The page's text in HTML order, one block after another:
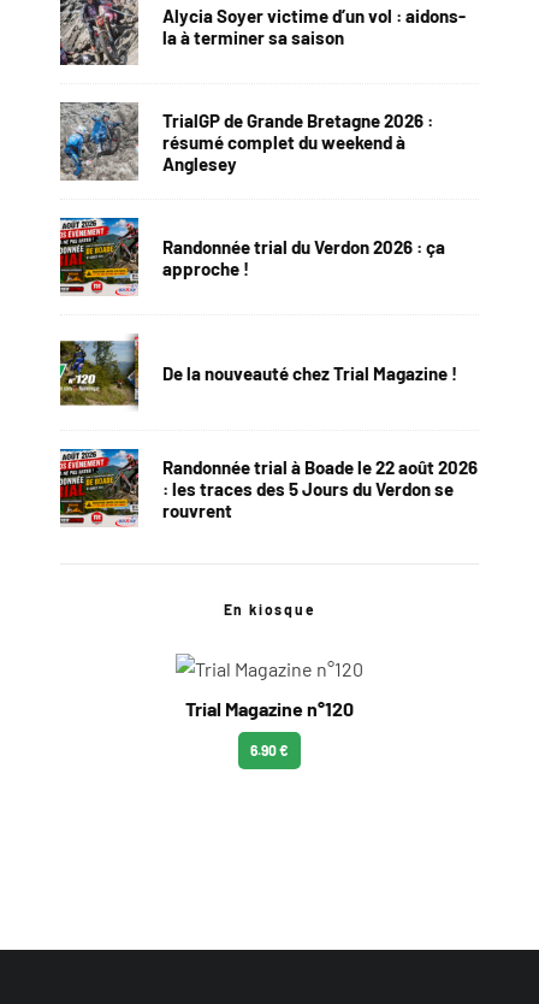
Alycia Soyer victime d’un vol : aidons-
la à terminer sa saison
TrialGP de Grande Bretagne 2026 :
résumé complet du weekend à
Anglesey
Randonnée trial du Verdon 2026 : ça
approche !
De la nouveauté chez Trial Magazine !
Randonnée trial à Boade le 22 août 2026
: les traces des 5 Jours du Verdon se
rouvrent
En kiosque
Trial Magazine n°120
6.90 €